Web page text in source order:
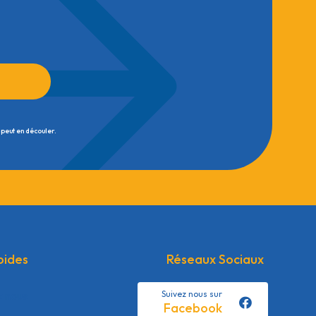
en découler.
Réseaux Sociaux
Facebook
Suivez nous sur